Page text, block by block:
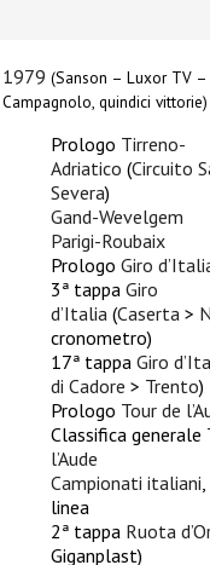
1979 (Sanson – Luxor TV –
Campagnolo, quindici vittorie)
Prologo Tirreno-
Adriatico (Circuito
Severa)
Gand-Wevelgem
Parigi-Roubaix
Prologo Giro
3ª tappa Giro
d’Italia (Caserta >
cronometro)
17ª tappa Giro
di Cadore > Trento)
Prologo Tour de
Classifica generale
l’Aude
Campionati italiani
linea
2ª tappa Ruota
Giganplast)